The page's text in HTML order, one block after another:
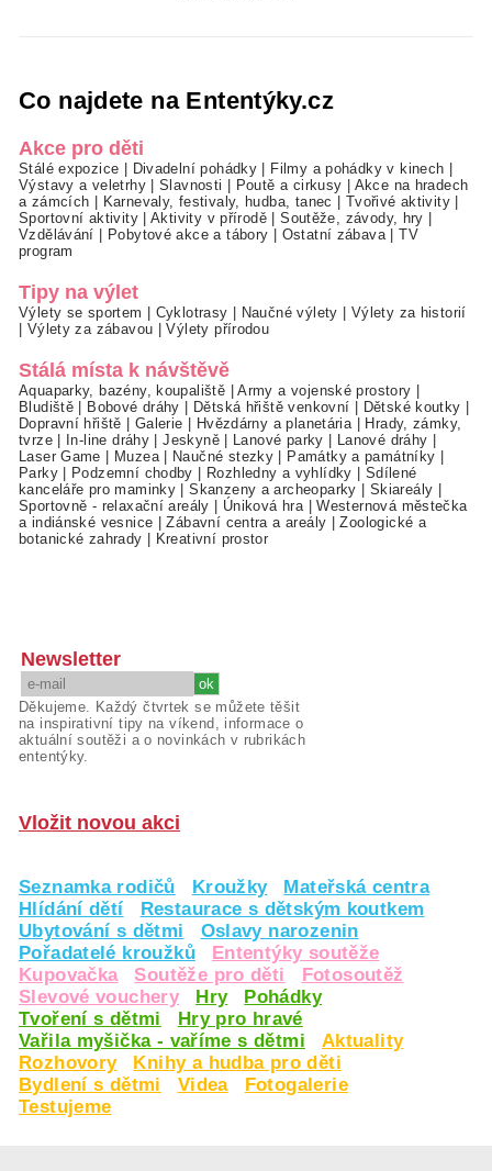
Co najdete na Ententýky.cz
Akce pro děti
Stálé expozice | Divadelní pohádky | Filmy a pohádky v kinech |
Výstavy a veletrhy|Slavnosti | Poutě a cirkusy | Akce na hradech
a zámcích | Karnevaly, festivaly, hudba, tanec | Tvořivé aktivity |
Sportovní aktivity|Aktivity v přírodě |Soutěže, závody, hry |
Vzdělávání | Pobytové akce a tábory | Ostatní zábava |TV
program
Tipy na výlet
Výlety se sportem | Cyklotrasy | Naučné výlety | Výlety za historií
| Výlety za zábavou |Výlety přírodou
Stálá místa k návštěvě
Aquaparky, bazény, koupaliště |Army a vojenské prostory |
Bludiště | Bobové dráhy | Dětská hřiště venkovní | Dětské koutky |
Dopravní hřiště | Galerie | Hvězdárny a planetária | Hrady, zámky,
tvrze| In-line dráhy |Jeskyně| Lanové parky | Lanové dráhy |
Laser Game | Muzea| Naučné stezky | Památky a památníky |
Parky| Podzemní chodby | Rozhledny a vyhlídky | Sdílené
kanceláře pro maminky |Skanzeny a archeoparky | Skiareály |
Sportovně - relaxační areály | Úniková hra |Westernová městečka
a indiánské vesnice |Zábavní centra a areály |Zoologické a
botanické zahrady | Kreativní prostor
Newsletter
Děkujeme. Každý čtvrtek se můžete těšit
na inspirativní tipy na víkend, informace o
aktuální soutěži a o novinkách v rubrikách
ententýky.
Vložit novou akci
Seznamka rodičů Kroužky
Mateřská centra
Hlídání dětí
Restaurace s dětským koutkem
Ubytování s dětmi
Oslavy narozenin
Pořadatelé kroužků
Ententýky soutěže
Kupovačka
Soutěže pro děti
Fotosoutěž
Slevové vouchery
Hry
Pohádky
Tvoření s dětmi
Hry pro hravé
Vařila myšička - vaříme s dětmi
Aktuality
Rozhovory
Knihy a hudba pro děti
Bydlení s dětmi
Videa
Fotogalerie
Testujeme